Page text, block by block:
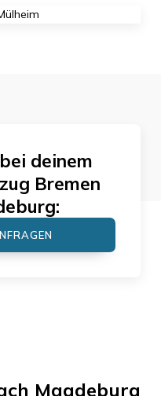
deinem
Bremen
:
Magdeburg